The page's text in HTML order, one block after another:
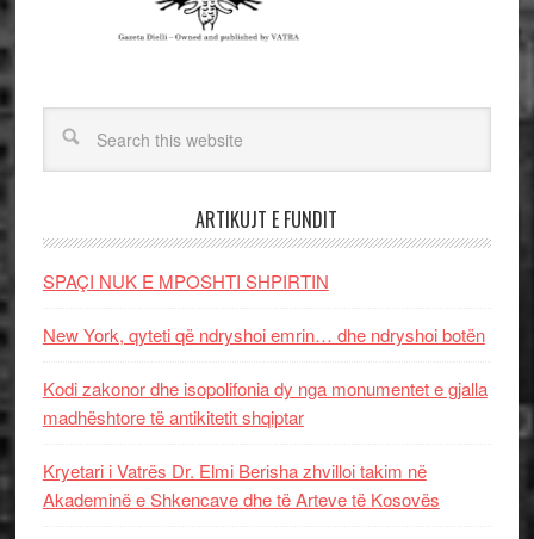
ARTIKUJT E FUNDIT
SPAÇI NUK E MPOSHTI SHPIRTIN
New York, qyteti që ndryshoi emrin… dhe ndryshoi botën
Kodi zakonor dhe isopolifonia dy nga monumentet e gjalla
madhështore të antikitetit shqiptar
Kryetari i Vatrës Dr. Elmi Berisha zhvilloi takim në
Akademinë e Shkencave dhe të Arteve të Kosovës